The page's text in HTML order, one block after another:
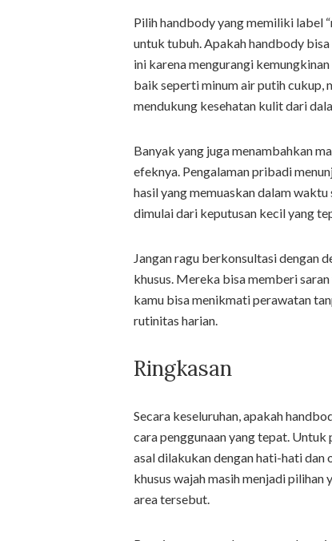
Pilih handbody yang memiliki label
untuk tubuh. Apakah handbody
ini karena mengurangi
baik seperti minum air putih cukup,
mendukung kesehatan kulit dari
Banyak yang juga menambahkan
efeknya. Pengalaman pribadi
hasil yang memuaskan dalam
dimulai dari keputusan kecil yang
Jangan ragu berkonsultasi dengan
khusus. Mereka bisa memberi
kamu bisa menikmati perawatan
rutinitas harian.
Ringkasan
Secara keseluruhan, apakah
cara penggunaan yang tepat.
asal dilakukan dengan hati-hati
khusus wajah masih menjadi
area tersebut.